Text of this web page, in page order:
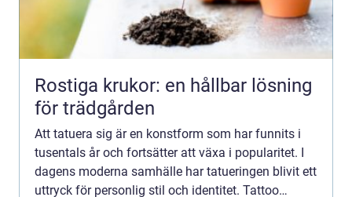
Rostiga krukor: en hållbar lösning
för trädgården
Att tatuera sig är en konstform som har funnits i
tusentals år och fortsätter att växa i popularitet. I
dagens moderna samhälle har tatueringen blivit ett
uttryck för personlig stil och identitet. Tattoo